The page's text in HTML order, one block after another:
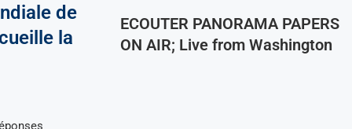
de
la
ECOUTER PANORAMA PAPERS
ON AIR; Live from Washington